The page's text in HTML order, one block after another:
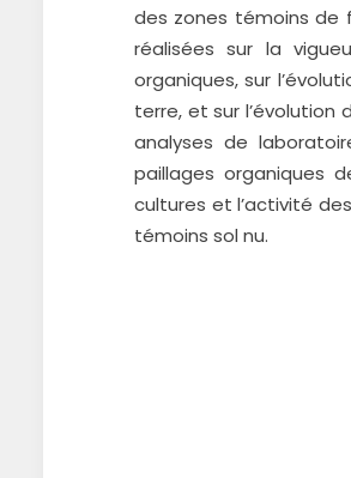
des zones témoins de
réalisées sur la
organiques, sur
terre, et sur
analyses de
paillages organiques
cultures et l’activité
témoins sol nu.